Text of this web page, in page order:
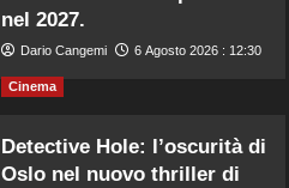
nel 2027.
Dario Cangemi 6 Agosto 2026 : 12:30
Cinema
Detective Hole: l’oscurità di
Oslo nel nuovo thriller di